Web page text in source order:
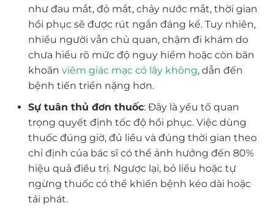
như đau mắt, đỏ mắt, chảy nước mắt, thời gian
hồi phục sẽ được rút ngắn đáng kể. Tuy nhiên,
nhiều người vẫn chủ quan, chậm đi khám do
chưa hiểu rõ mức độ nguy hiểm hoặc còn băn
khoăn viêm giác mạc có lây không, dẫn đến
bệnh tiến triển nặng hơn.
Sự tuân thủ đơn thuốc: Đây là yếu tố quan
trọng quyết định tốc độ hồi phục. Việc dùng
thuốc đúng giờ, đủ liều và đúng thời gian theo
chỉ định của bác sĩ có thể ảnh hưởng đến 80%
hiệu quả điều trị. Ngược lại, bỏ liều hoặc tự
ngừng thuốc có thể khiến bệnh kéo dài hoặc
tái phát.